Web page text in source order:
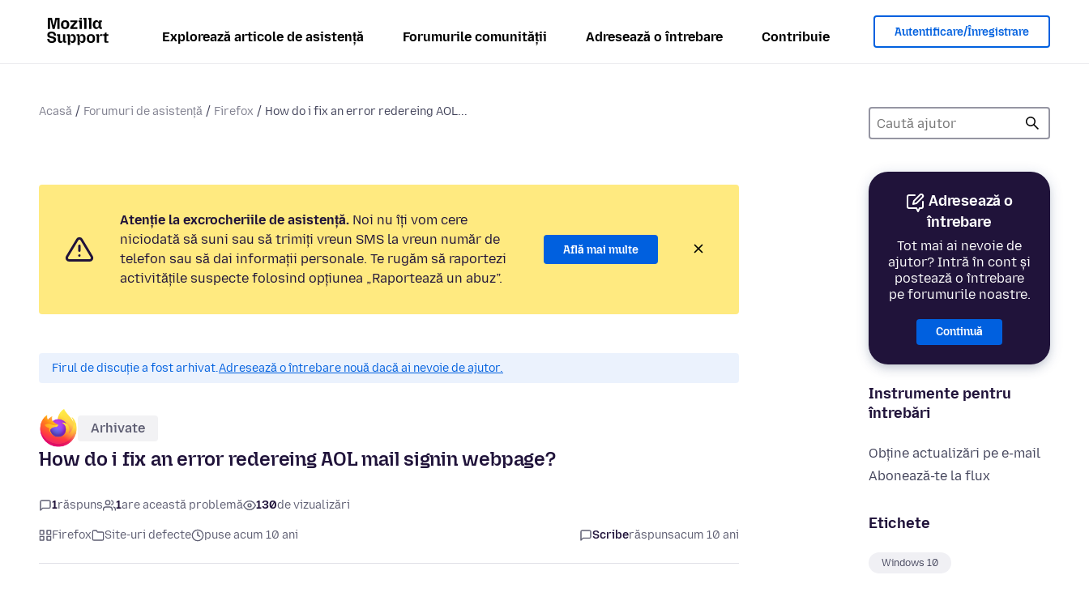
Explorează articole de asistență Forumurile comunității Adresează o întrebare Contribuie Autentificare/Înregistrare
Acasă Forumuri de asistență Firefox How do i fix an error redereing AOL...
Adresează o
întrebare
Tot mai ai nevoie de
ajutor? Intră în cont și
postează o întrebare
pe forumurile noastre.
Continuă
Instrumente pentru
întrebări
Obține actualizări pe e-mail
Abonează-te la flux
Etichete
Windows 10
Atenție la excrocheriile de asistență. Noi nu îți vom cere
niciodată să suni sau să trimiți vreun SMS la vreun număr de
telefon sau să dai informații personale. Te rugăm să raportezi
activitățile suspecte folosind opțiunea „Raportează un abuz”.
Află mai multe
Firul de discuție a fost arhivat.Adresează o întrebare nouă dacă ai nevoie de ajutor.
Arhivate
How do i fix an error redereing AOL mail signin webpage?
1răspuns 1are această problemă 130de vizualizări
Firefox Site-uri defecte puse acum 10 ani Scriberăspunsacum 10 ani